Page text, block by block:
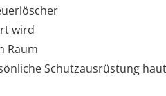
wird
Raum
Schutzausrüstung